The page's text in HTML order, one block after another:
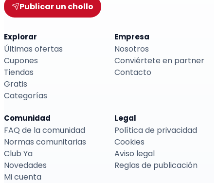
Publicar un chollo
Explorar
Últimas ofertas
Cupones
Tiendas
Gratis
Categorías
Empresa
Nosotros
Conviértete en partner
Contacto
Comunidad
FAQ de la comunidad
Normas comunitarias
Club Ya
Novedades
Mi cuenta
Legal
Política de privacidad
Cookies
Aviso legal
Reglas de publicación